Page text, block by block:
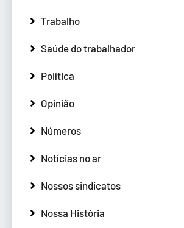
Trabalho
Saúde do trabalhador
Política
Opinião
Números
Notícias no ar
Nossos sindicatos
Nossa História